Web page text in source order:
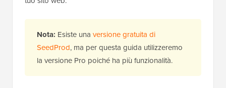
Nota: Esiste una versione gratuita di
SeedProd, ma per questa guida utilizzeremo
la versione Pro poiché ha più funzionalità.